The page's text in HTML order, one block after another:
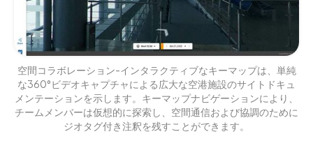
空間コラボレーション-インタラクティブなキーマップは、単純
な360°ビデオキャプチャによる広大な空港施設のサイトドキュ
メンテーションを示します。キーマップナビゲーションにより、
チームメンバーは仮想的に探索し、空間通信および協調のために
ジオタグ付き注釈を残すことができます。